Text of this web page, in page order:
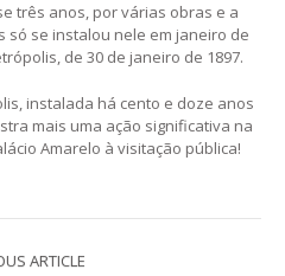
três anos, por várias obras e a
só se instalou nele em janeiro de
de 30 de janeiro de 1897.
instalada há cento e doze anos
mais uma ação significativa na
Amarelo à visitação pública!
ARTICLE